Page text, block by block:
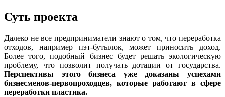
Суть проекта
Далеко не все предприниматели знают о том, что переработка
отходов, например пэт-бутылок, может приносить доход.
Более того, подобный бизнес будет решать экологическую
проблему, что позволит получать дотации от государства.
Перспективы этого бизнеса уже доказаны успехами
бизнесменов-первопроходцев, которые работают в сфере
переработки пластика.